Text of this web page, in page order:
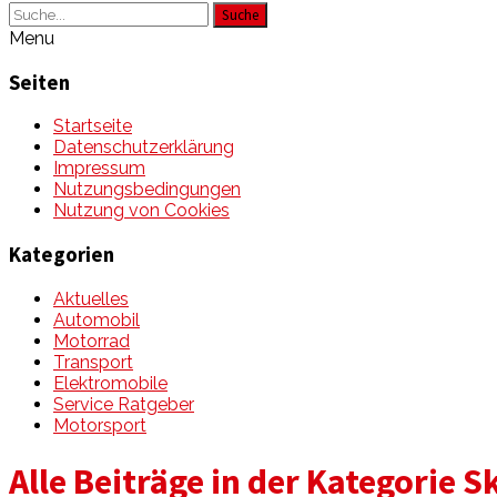
Suche
Menu
Seiten
Startseite
Datenschutzerklärung
Impressum
Nutzungsbedingungen
Nutzung von Cookies
Kategorien
Aktuelles
Automobil
Motorrad
Transport
Elektromobile
Service Ratgeber
Motorsport
Alle Beiträge in der Kategorie